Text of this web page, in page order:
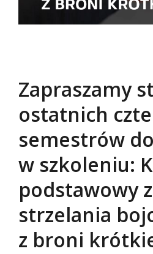
Zapraszamy
ostatnich
semestrów
w szkoleniu:
podstawowy
strzelania
z broni